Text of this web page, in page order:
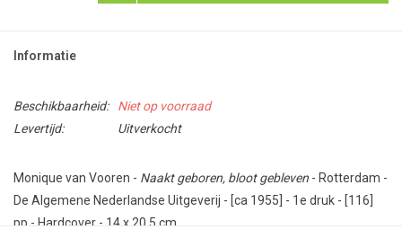
Informatie
Beschikbaarheid:
Niet op voorraad
Levertijd:
Uitverkocht
Monique van Vooren - Naakt geboren, bloot gebleven - Rotterdam -
De Algemene Nederlandse Uitgeverij - [ca 1955] - 1e druk - [116]
pp - Hardcover - 14 x 20,5 cm.